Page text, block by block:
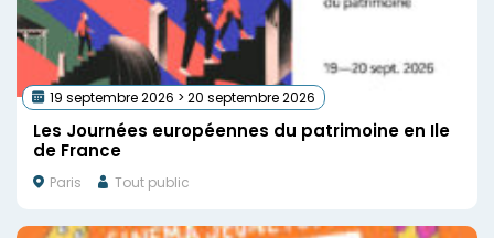
19 septembre 2026 > 20 septembre 2026
Les Journées européennes du patrimoine en Ile
de France
Paris Tout public